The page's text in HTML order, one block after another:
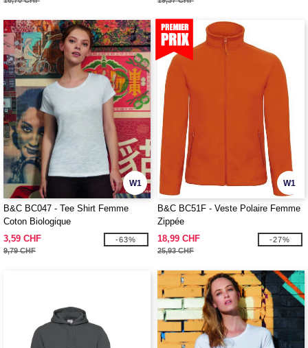
W1
B&C BC047 - Tee Shirt Femme
Coton Biologique
3,59 CHF
9,79 CHF
-63%
W1
B&C BC51F - Veste Polaire Femme
Zippée
18,99 CHF
25,93 CHF
-27%